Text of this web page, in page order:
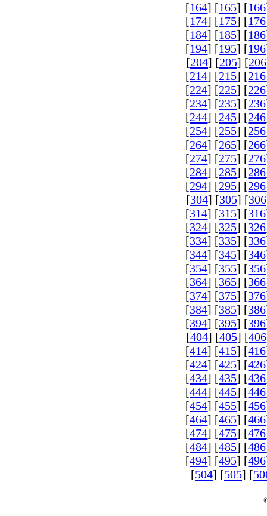
[164] [165] [166
[174] [175] [176
[184] [185] [186
[194] [195] [196
[204] [205] [206
[214] [215] [216
[224] [225] [226
[234] [235] [236
[244] [245] [246
[254] [255] [256
[264] [265] [266
[274] [275] [276
[284] [285] [286
[294] [295] [296
[304] [305] [306
[314] [315] [316
[324] [325] [326
[334] [335] [336
[344] [345] [346
[354] [355] [356
[364] [365] [366
[374] [375] [376
[384] [385] [386
[394] [395] [396
[404] [405] [406
[414] [415] [416
[424] [425] [426
[434] [435] [436
[444] [445] [446
[454] [455] [456
[464] [465] [466
[474] [475] [476
[484] [485] [486
[494] [495] [496
[504] [505] [